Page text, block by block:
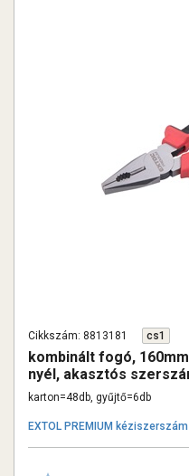
Cikkszám: 8813181 cs1
kombinált fogó,
nyél, akasztós
karton=48db, gyűjtő=6db
EXTOL PREMIUM